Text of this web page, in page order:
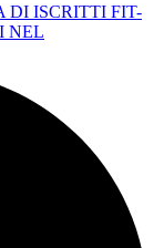
DI ISCRITTI FIT-
NEL